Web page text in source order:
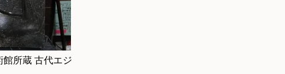
館所蔵 古代エジ